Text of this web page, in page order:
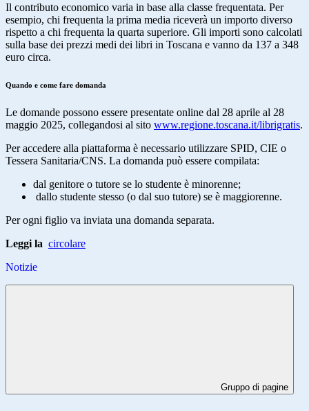
Il contributo economico varia in base alla classe frequentata. Per
esempio, chi frequenta la prima media riceverà un importo diverso
rispetto a chi frequenta la quarta superiore. Gli importi sono calcolati
sulla base dei prezzi medi dei libri in Toscana e vanno da 137 a 348
euro circa.
Quando e come fare domanda
Le domande possono essere presentate online dal 28 aprile al 28
maggio 2025, collegandosi al sito www.regione.toscana.it/librigratis.
Per accedere alla piattaforma è necessario utilizzare SPID, CIE o
Tessera Sanitaria/CNS. La domanda può essere compilata:
dal genitore o tutore se lo studente è minorenne;
dallo studente stesso (o dal suo tutore) se è maggiorenne.
Per ogni figlio va inviata una domanda separata.
Leggi la circolare
Notizie
Gruppo di pagine